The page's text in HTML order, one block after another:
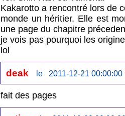
Kakarotto a rencontré lors de
monde un héritier. Elle est
une page du chapitre
je vois pas pourquoi les
lol
deak le 2011-12-21 00:00:00
fait des pages